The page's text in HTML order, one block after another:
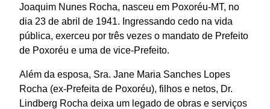
Joaquim Nunes Rocha, nasceu em Poxoréu-MT, no
dia 23 de abril de 1941. Ingressando cedo na vida
pública, exerceu por três vezes o mandato de Prefeito
de Poxoréu e uma de vice-Prefeito.
Além da esposa, Sra. Jane Maria Sanches Lopes
Rocha (ex-Prefeita de Poxoréu), filhos e netos, Dr.
Lindberg Rocha deixa um legado de obras e serviços